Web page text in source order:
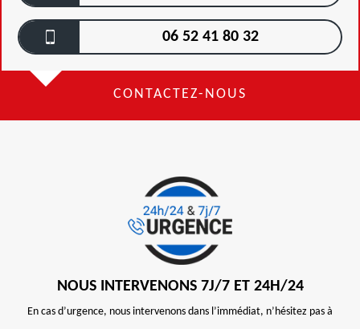
06 52 41 80 32
CONTACTEZ-NOUS
NOUS INTERVENONS 7J/7 ET 24H/24
En cas d’urgence, nous intervenons dans l’immédiat, n’hésitez pas à